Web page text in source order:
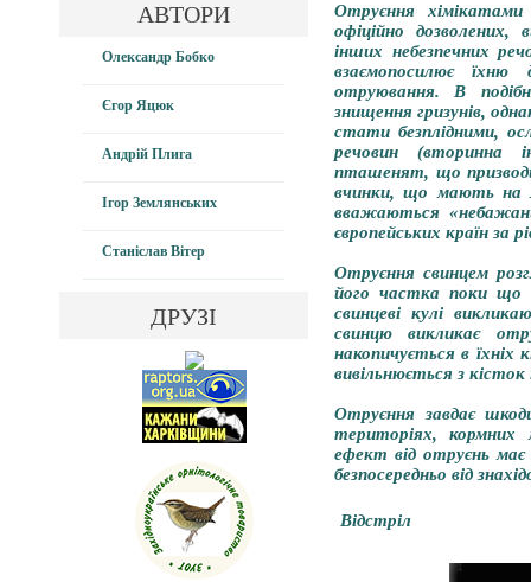
АВТОРИ
Олександр Бобко
Єгор Яцюк
Андрій Плига
Ігор Землянських
Станіслав Вітер
ДРУЗІ
Отруєння хімікатами
офіційно
інших небезпечних
взаємопосилює їхню
отруювання. В
знищення гризунів,
стати безплідними,
речовин (вторинна
пташенят, що
вчинки, що мають на
вважаються
європейських країн за
Отруєння свинцем
його частка поки що
свинцеві кулі
свинцю викликає
накопичується в їхніх
вивільнюється з
Отруєння завдає
територіях, кормних
ефект від отруєнь
безпосередньо від
Відстріл